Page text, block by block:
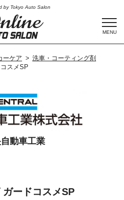
by Tokyo Auto Salon
MENU
ーケア
洗車・コーティング剤
スメSP
ードコスメSP
動車工業